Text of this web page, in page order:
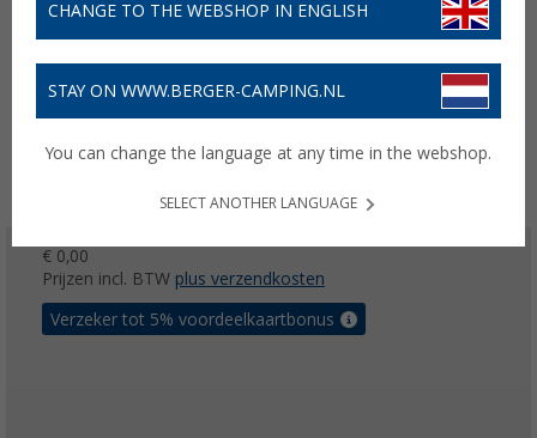
€ 0,00
Prijzen incl. BTW plus verzendkosten
Verzeker tot 5% voordeelkaartbonus
CHANGE TO THE WEBSHOP IN ENGLISH
STAY ON WWW.BERGER-CAMPING.NL
You can change the language at any time in the webshop.
SELECT ANOTHER LANGUAGE